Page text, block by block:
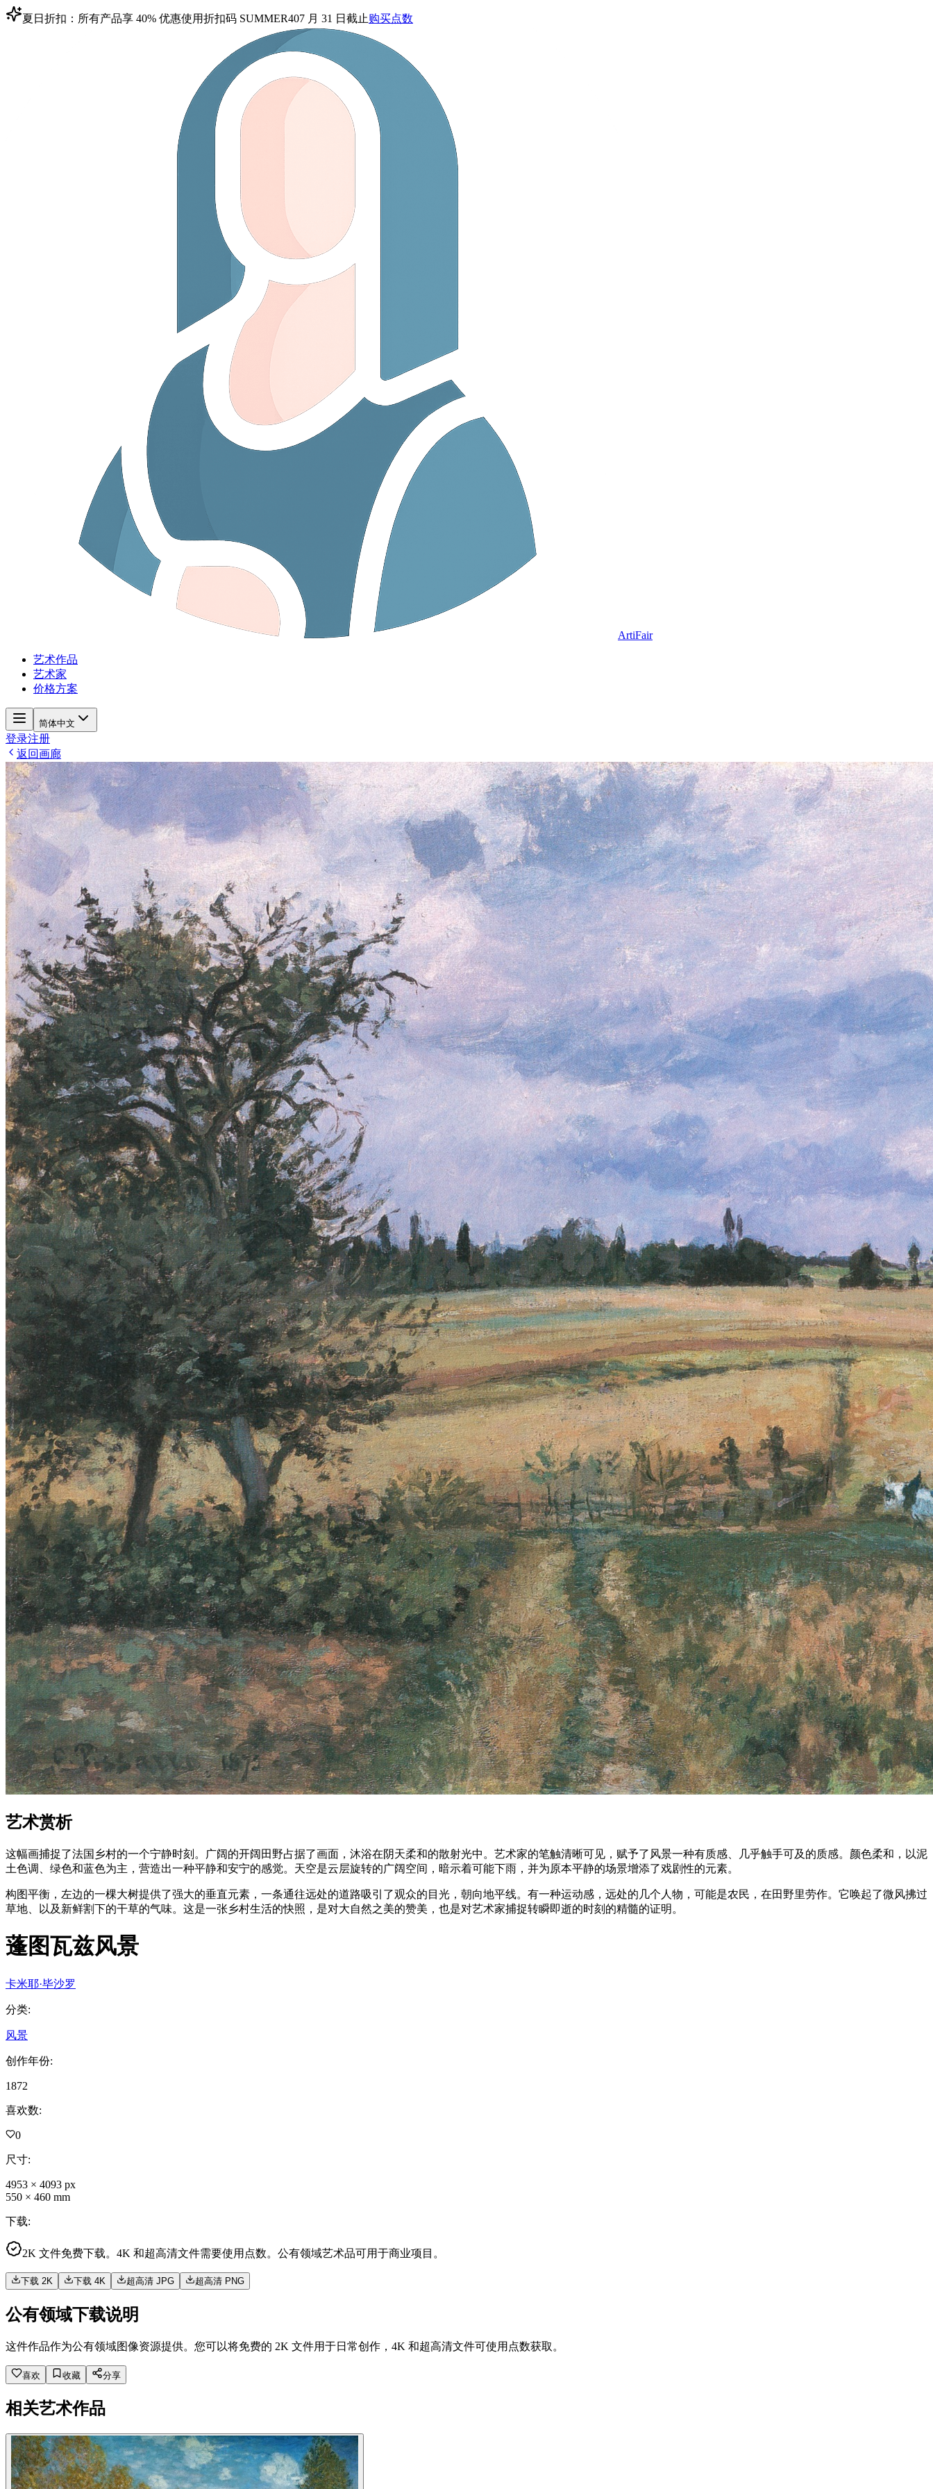
夏日折扣：所有产品享 40% 优惠使用折扣码 SUMMER407 月 31 日截止购买点数
ArtiFair
艺术作品
艺术家
价格方案
简体中文
登录注册
返回画廊
艺术赏析
这幅画捕捉了法国乡村的一个宁静时刻。广阔的开阔田野占据了画面，沐浴在阴天柔和的散射光中。艺术家的笔触清晰可见，赋予了风景一种有质感、几乎触手可及的质感。颜色柔和，以泥
土色调、绿色和蓝色为主，营造出一种平静和安宁的感觉。天空是云层旋转的广阔空间，暗示着可能下雨，并为原本平静的场景增添了戏剧性的元素。
构图平衡，左边的一棵大树提供了强大的垂直元素，一条通往远处的道路吸引了观众的目光，朝向地平线。有一种运动感，远处的几个人物，可能是农民，在田野里劳作。它唤起了微风拂过
草地、以及新鲜割下的干草的气味。这是一张乡村生活的快照，是对大自然之美的赞美，也是对艺术家捕捉转瞬即逝的时刻的精髓的证明。
蓬图瓦兹风景
卡米耶·毕沙罗
分类:
风景
创作年份:
1872
喜欢数:
0
尺寸:
4953 × 4093 px
550 × 460 mm
下载:
2K 文件免费下载。4K 和超高清文件需要使用点数。公有领域艺术品可用于商业项目。
下载 2K 下载 4K 超高清 JPG 超高清 PNG
公有领域下载说明
这件作品作为公有领域图像资源提供。您可以将免费的 2K 文件用于日常创作，4K 和超高清文件可使用点数获取。
喜欢 收藏 分享
相关艺术作品